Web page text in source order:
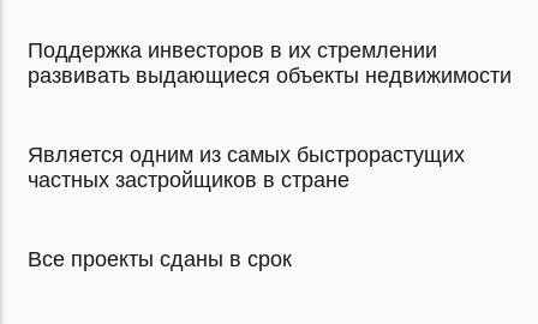
Поддержка инвесторов в их стремлении
развивать выдающиеся объекты недвижимости
Является одним из самых быстрорастущих
частных застройщиков в стране
Все проекты сданы в срок